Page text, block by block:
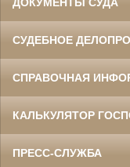
СУДЕБНОЕ
СПРАВОЧНАЯ
КАЛЬКУЛЯТОР
ПРЕСС-СЛУЖБА